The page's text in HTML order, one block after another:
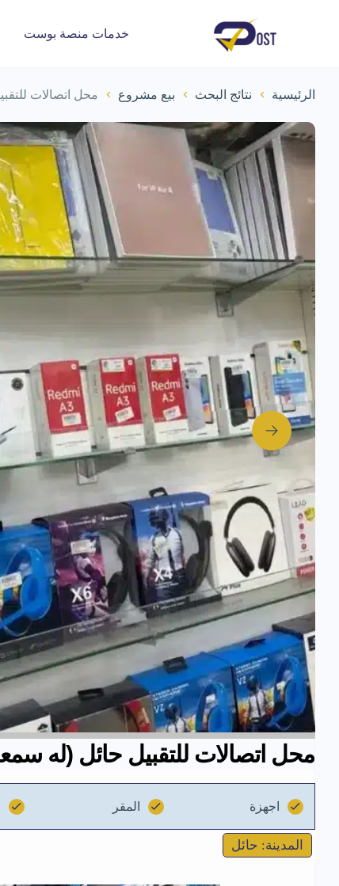
خدمات منصة بوست
الرئيسية نتائج البحث بيع مشروع محل اتصالات
محل اتصالات للتقبيل حائل (له
اجهزة المقر
المدينة: حائل